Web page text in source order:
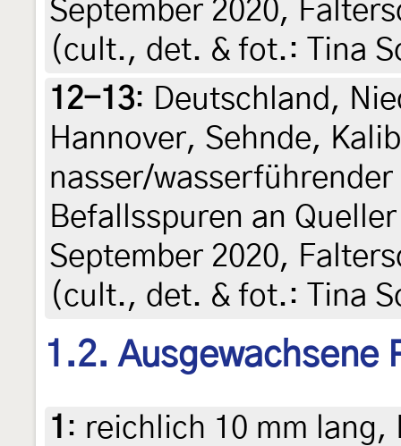
September 2020,
(cult., det. & fot.: Tina
12-13: Deutschland,
Hannover, Sehnde,
nasser/
Befallsspuren an
September 2020,
(cult., det. & fot.: Tina
1.2. Ausgewachsene
1 : reichlich 10 mm